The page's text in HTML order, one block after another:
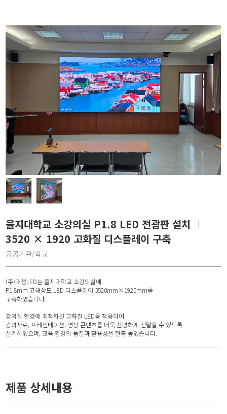
을지대학교 소강의실 P1.8 LED 전광판 설치 │
3520 × 1920 고화질 디스플레이 구축
공공기관/학교
(주)대성LED는 을지대학교 소강의실에
P1.8mm 고해상도 LED 디스플레이 3520mm×1920mm를
구축하였습니다.
강의실 환경에 최적화된 고화질 LED를 적용하여
강의자료, 프레젠테이션, 영상 콘텐츠를 더욱 선명하게 전달할 수 있도록
설계하였으며, 교육 환경의 품질과 활용성을 한층 높였습니다.
제품 상세내용